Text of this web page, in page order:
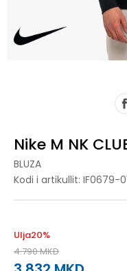
Nike M NK
BLUZA
Kodi i artikullit: IF0679-
Ulja20%
4.790MKD